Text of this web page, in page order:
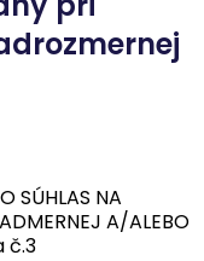
SÚHLAS NA
A/ALEBO
č.3